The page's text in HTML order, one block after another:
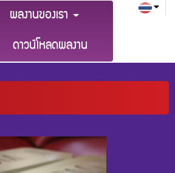
ผลงานของเรา
ดาวน์โหลดผลงาน